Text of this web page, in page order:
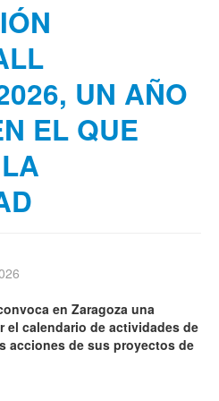
UN AÑO
EL QUE
en Zaragoza una
el calendario de actividades de
acciones de sus proyectos de